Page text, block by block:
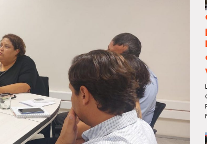
de
destaca
en
de
tuvo la
Vigilancia
Nacional de
Jahir Yusef (Santiago de Chile, 24 de
julio de 1974) es un reconocido
ocultista chileno, investigador
paranormal y tarotista...